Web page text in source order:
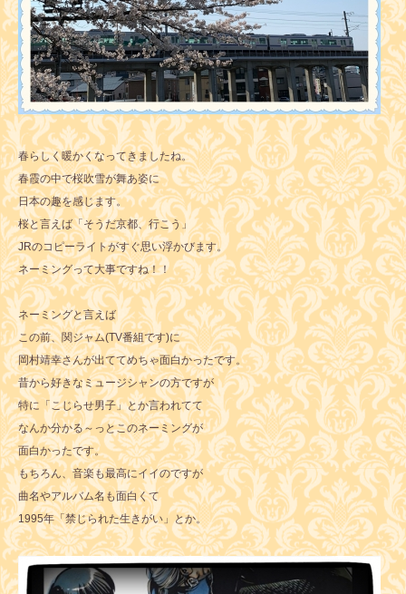
春らしく暖かくなってきましたね。
春霞の中で桜吹雪が舞あ姿に
日本の趣を感じます。
桜と言えば「そうだ京都、行こう」
JRのコピーライトがすぐ思い浮かびます。
ネーミングって大事ですね！！
ネーミングと言えば
この前、関ジャム(TV番組です)に
岡村靖幸さんが出ててめちゃ面白かったです。
昔から好きなミュージシャンの方ですが
特に「こじらせ男子」とか言われてて
なんか分かる～っとこのネーミングが
面白かったです。
もちろん、音楽も最高にイイのですが
曲名やアルバム名も面白くて
1995年「禁じられた生きがい」とか。